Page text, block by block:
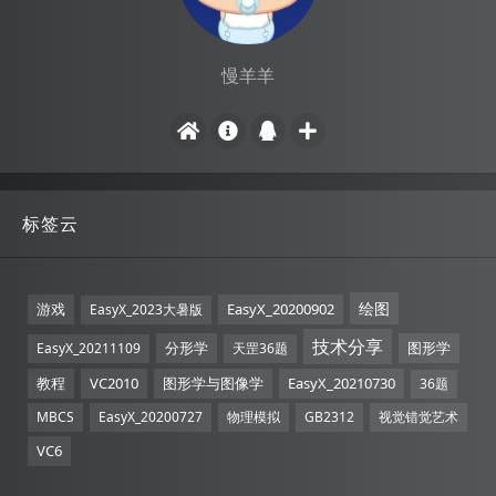
慢羊羊
标签云
游戏 EasyX_2023大暑版 EasyX_20200902 绘图
EasyX_20211109 分形学 天罡36题 技术分享
图形学
教程
VC2010 图形学与图像学 EasyX_20210730
36题
MBCS
EasyX_20200727 物理模拟 GB2312 视觉错觉艺术
VC6